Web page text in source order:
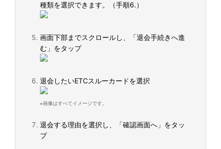
種類を選択できます。（手順6.）
画面下部までスクロールし、「退会手続きへ進
む」をタップ
退会したいETCスルーカードを選択
※画像はすべてイメージです。
退会する理由を選択し、「確認画面へ」をタッ
プ